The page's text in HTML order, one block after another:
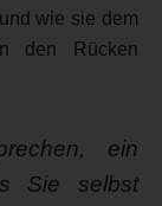
wie sie dem
den Rücken
ein
Sie selbst